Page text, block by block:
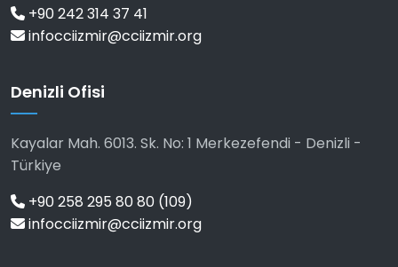
+90 242 314 37 41
infocciizmir@cciizmir.org
Denizli Ofisi
Kayalar Mah. 6013. Sk. No: 1 Merkezefendi - Denizli -
Türkiye
+90 258 295 80 80 (109)
infocciizmir@cciizmir.org